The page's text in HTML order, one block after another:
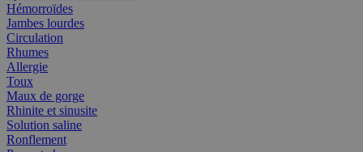
Hémorroïdes
Jambes lourdes
Circulation
Rhumes
Allergie
Toux
Maux de gorge
Rhinite et sinusite
Solution saline
Ronflement